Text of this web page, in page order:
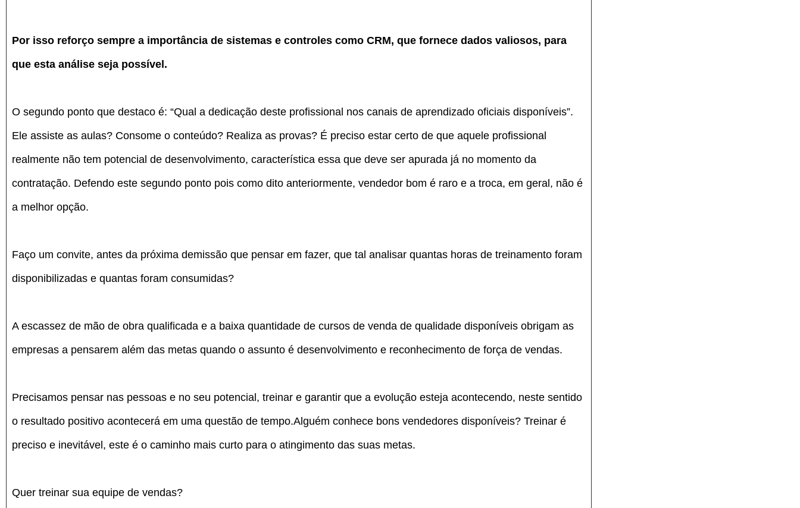
Por isso reforço sempre a importância de sistemas e controles como CRM, que fornece dados valiosos, para
que esta análise seja possível.
O segundo ponto que destaco é: “Qual a dedicação deste profissional nos canais de aprendizado oficiais disponíveis”.
Ele assiste as aulas? Consome o conteúdo? Realiza as provas? É preciso estar certo de que aquele profissional
realmente não tem potencial de desenvolvimento, característica essa que deve ser apurada já no momento da
contratação. Defendo este segundo ponto pois como dito anteriormente, vendedor bom é raro e a troca, em geral, não é
a melhor opção.
Faço um convite, antes da próxima demissão que pensar em fazer, que tal analisar quantas horas de treinamento foram
disponibilizadas e quantas foram consumidas?
A escassez de mão de obra qualificada e a baixa quantidade de cursos de venda de qualidade disponíveis obrigam as
empresas a pensarem além das metas quando o assunto é desenvolvimento e reconhecimento de força de vendas.
Precisamos pensar nas pessoas e no seu potencial, treinar e garantir que a evolução esteja acontecendo, neste sentido
o resultado positivo acontecerá em uma questão de tempo.Alguém conhece bons vendedores disponíveis? Treinar é
preciso e inevitável, este é o caminho mais curto para o atingimento das suas metas.
Quer treinar sua equipe de vendas?